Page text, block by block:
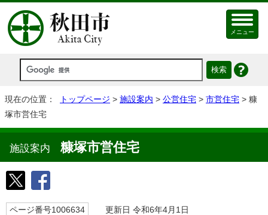
メニュー
現在の位置： トップページ > 施設案内 > 公営住宅 > 市営住宅 > 糠
塚市営住宅
施設案内 糠塚市営住宅
ページ番号1006634 更新日 令和6年4月1日